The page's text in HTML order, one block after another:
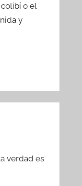
o el
y
verdad es